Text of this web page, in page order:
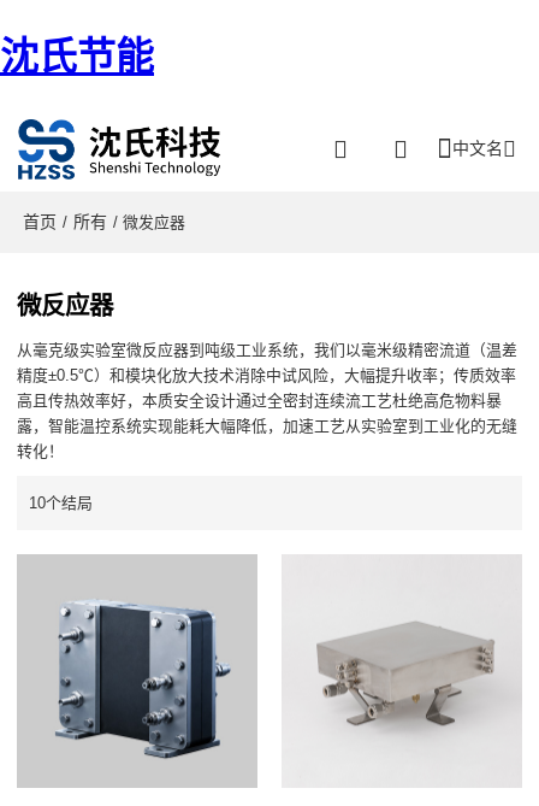
沈氏节能
中文名
首页 / 所有 / 微发应器
微反应器
从毫克级实验室微反应器到吨级工业系统，我们以毫米级精密流道（温差
精度±0.5℃）和模块化放大技术消除中试风险，大幅提升收率；传质效率
高且传热效率好，本质安全设计通过全密封连续流工艺杜绝高危物料暴
露，智能温控系统实现能耗大幅降低，加速工艺从实验室到工业化的无缝
转化！
10个结局